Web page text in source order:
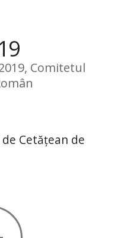
Comitetul
Cetățean de